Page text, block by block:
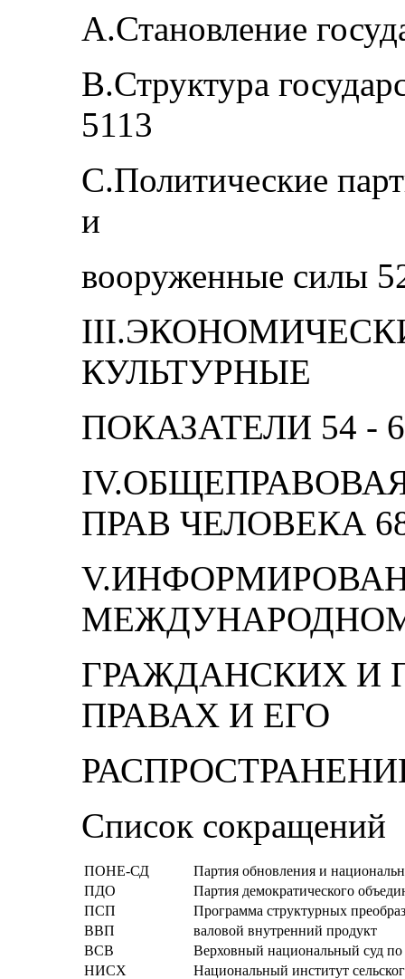
A.Становление
B.Структура
5113
C.Политические
и
вооруженные силы
КУЛЬТУРНЫЕ
ПОКАЗАТЕЛИ 54 -
ПРАВ ЧЕЛОВЕКА
ГРАЖДАНСКИХ И
ПРАВАХ И ЕГО
Список сокращений
ПОНЕ-СД
Партия обновления и
ПДО
Партия демократического
ПСП
Программа структурных
ВВП
валовой внутренний продукт
ВСВ
Верховный национальный суд по
НИСХ
Национальный институт